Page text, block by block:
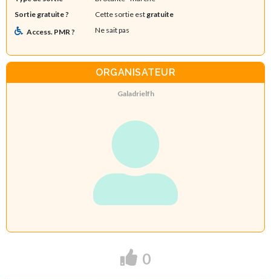
Sortie gratuite ?
Cette sortie est gratuite
Access. PMR ?
Ne sait pas
ORGANISATEUR
Galadrielfh
0